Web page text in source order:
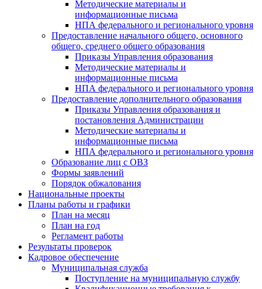
Методические материалы и
информационные письма
НПА федерального и регионального уровня
Предоставление начального общего, основного
общего, среднего общего образования
Приказы Управления образования
Методические материалы и
информационные письма
НПА федерального и регионального уровня
Предоставление дополнительного образования
Приказы Управления образования и
постановления Администрации
Методические материалы и
информационные письма
НПА федерального и регионального уровня
Образование лиц с ОВЗ
Формы заявлений
Порядок обжалования
Национальные проекты
Планы работы и графики
План на месяц
План на год
Регламент работы
Результаты проверок
Кадровое обеспечение
Муниципальная служба
Поступление на муниципальную службу